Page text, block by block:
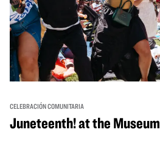
CELEBRACIÓN COMUNITARIA
Juneteenth! at the Museum